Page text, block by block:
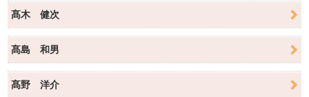
髙木 健次
髙島 和男
髙野 洋介